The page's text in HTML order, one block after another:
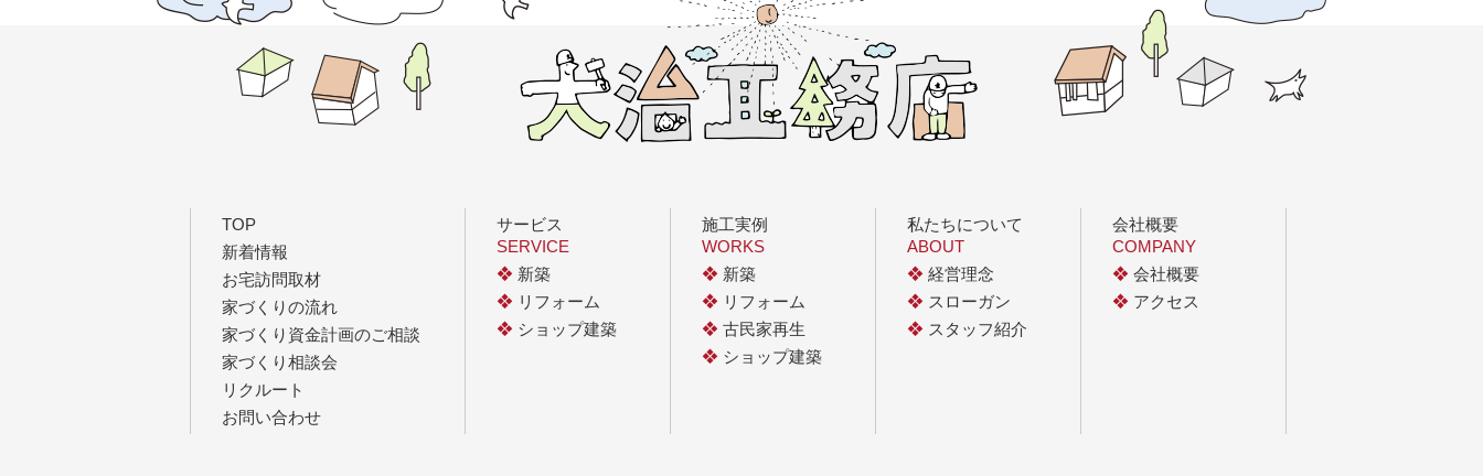
TOP
新着情報
お宅訪問取材
家づくりの流れ
家づくり資金計画のご相談
家づくり相談会
リクルート
お問い合わせ
サービス
SERVICE
❖ 新築
❖ リフォーム
❖ ショップ建築
施工実例
WORKS
❖ 新築
❖ リフォーム
❖ 古民家再生
❖ ショップ建築
私たちについて
ABOUT
❖ 経営理念
❖ スローガン
❖ スタッフ紹介
会社概要
COMPANY
❖ 会社概要
❖ アクセス